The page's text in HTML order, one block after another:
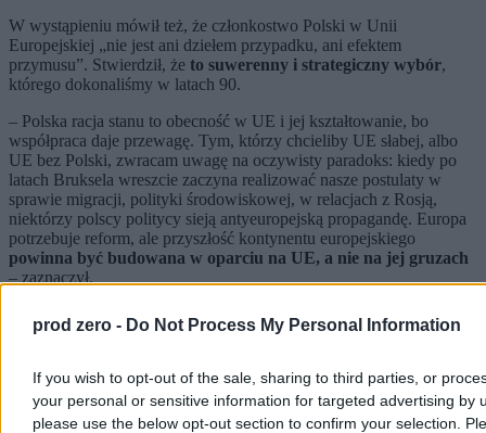
prod zero - Do Not Process My Personal Information
If you wish to opt-out of the sale, sharing to third parties, or
your personal or sensitive information for targeted advertising by
please use the below opt-out section to confirm your selection.
W wystąpieniu mówił też, że członkostwo Polski w Unii
Europejskiej „nie jest ani dziełem przypadku, ani efektem
przymusu”. Stwierdził, że to suwerenny i strategiczny wybór,
którego dokonaliśmy w latach 90.
– Polska racja stanu to obecność w UE i jej kształtowanie, bo
współpraca daje przewagę. Tym, którzy chcieliby UE słabej, albo
UE bez Polski, zwracam uwagę na oczywisty paradoks: kiedy po
latach Bruksela wreszcie zaczyna realizować nasze postulaty w
sprawie migracji, polityki środowiskowej, w relacjach z Rosją,
niektórzy polscy politycy sieją antyeuropejską propagandę. Europa
potrzebuje reform, ale przyszłość kontynentu europejskiego
powinna być budowana w oparciu na UE, a nie na jej gruzach
– zaznaczył.
Reklama
Reklama